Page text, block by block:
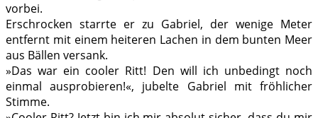
vorbei.
Erschrocken starrte er zu Gabriel, der wenige Meter
entfernt mit einem heiteren Lachen in dem bunten Meer
aus Bällen versank.
»Das war ein cooler Ritt! Den will ich unbedingt noch
einmal ausprobieren!«, jubelte Gabriel mit fröhlicher
Stimme.